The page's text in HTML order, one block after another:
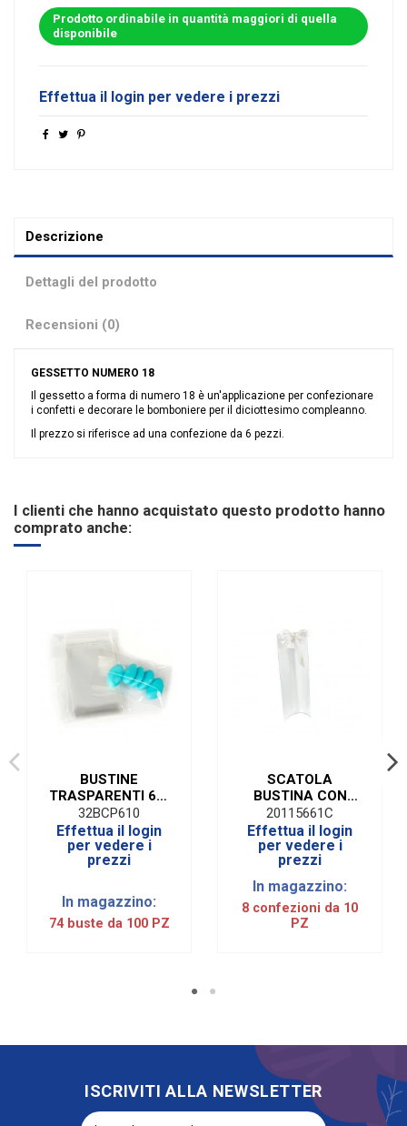
Prodotto ordinabile in quantità maggiori di quella
disponibile
Effettua il login per vedere i prezzi
Descrizione
Dettagli del prodotto
Recensioni (0)
GESSETTO NUMERO 18
Il gessetto a forma di numero 18 è un'applicazione per confezionare
i confetti e decorare le bomboniere per il diciottesimo compleanno.
Il prezzo si riferisce ad una confezione da 6 pezzi.
I clienti che hanno acquistato questo prodotto hanno
comprato anche:
BUSTINE
TRASPARENTI 6 X
10 CM (100
PEZZI)
32BCP610
Effettua il login
per vedere i
prezzi
In magazzino:
74 buste da 100 PZ
SCATOLA
BUSTINA CON
FORO
TRASPARENTE L
3,5X2X10,5 CM
(10 PEZZI)
20115661C
Effettua il login
per vedere i
prezzi
In magazzino:
8 confezioni da 10
PZ
ISCRIVITI ALLA NEWSLETTER